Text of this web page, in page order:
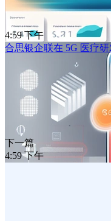
4:59 下午
合思银企联在 5G 医疗
下一篇
4:59 下午